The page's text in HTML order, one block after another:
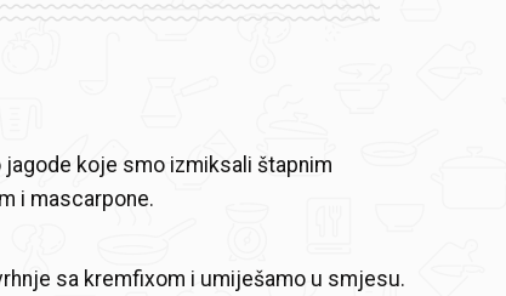
koje smo izmiksali štapnim
i mascarpone.
sa kremfixom i umiješamo u smjesu.